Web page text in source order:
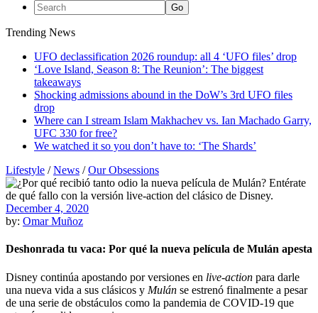
Trending News
UFO declassification 2026 roundup: all 4 ‘UFO files’ drop
‘Love Island, Season 8: The Reunion’: The biggest
takeaways
Shocking admissions abound in the DoW’s 3rd UFO files
drop
Where can I stream Islam Makhachev vs. Ian Machado Garry,
UFC 330 for free?
We watched it so you don’t have to: ‘The Shards’
Lifestyle /News /Our Obsessions
December 4, 2020
by: Omar Muñoz
Deshonrada tu vaca: Por qué la nueva película de Mulán apesta
Disney continúa apostando por versiones en live-action para darle
una nueva vida a sus clásicos y Mulán se estrenó finalmente a pesar
de una serie de obstáculos como la pandemia de COVID-19 que